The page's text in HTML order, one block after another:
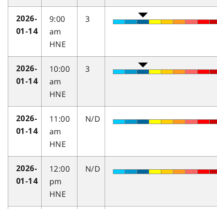
2026-
01-14
9:00
am
HNE
3
2026-
01-14
10:00
am
HNE
3
2026-
01-14
11:00
am
HNE
N/D
2026-
01-14
12:00
pm
HNE
N/D